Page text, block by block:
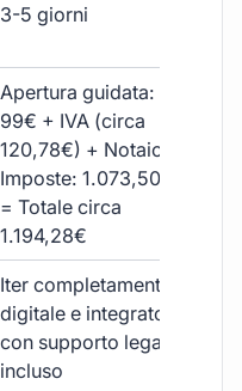
3-5 giorni
Apertura guidata:
99€ + IVA (circa
120,78€) + Notaio e
Imposte: 1.073,50€
= Totale circa
1.194,28€
Iter completamente
digitale e integrato,
con supporto legale
incluso